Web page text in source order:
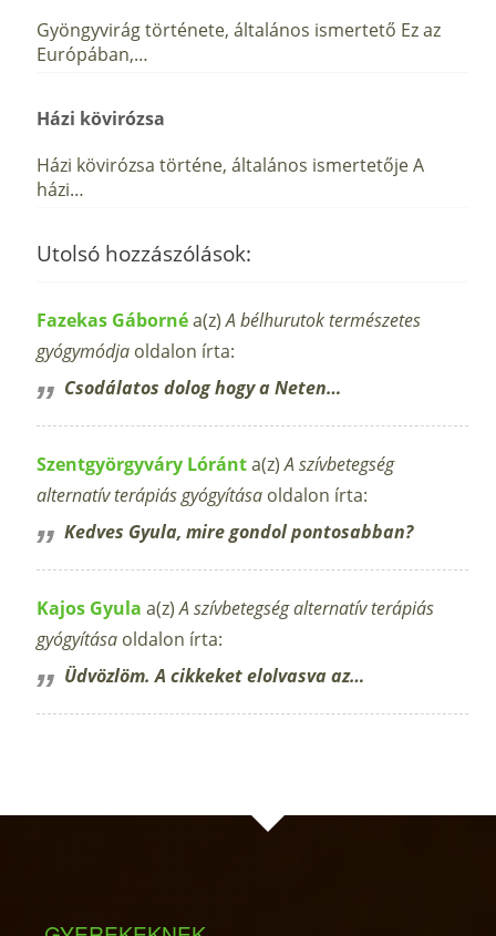
Gyöngyvirág története, általános ismertető Ez az
Európában,…
Házi kövirózsa
Házi kövirózsa történe, általános ismertetője A
házi…
Utolsó hozzászólások:
Fazekas Gábornéa(z)A bélhurutok természetes
gyógymódja oldalon írta:
Csodálatos dolog hogy a Neten…
Szentgyörgyváry Lóránta(z)A szívbetegség
alternatív terápiás gyógyítása oldalon írta:
Kedves Gyula, mire gondol pontosabban?
Kajos Gyula a(z)A szívbetegség alternatív terápiás
gyógyítása oldalon írta:
Üdvözlöm. A cikkeket elolvasva az…